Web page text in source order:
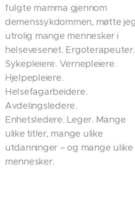
fulgte mamma gjennom
demenssykdommen, møtte jeg
utrolig mange mennesker i
helsevesenet. Ergoterapeuter.
Sykepleiere. Vernepleiere.
Hjelpepleiere.
Helsefagarbeidere.
Avdelingsledere.
Enhetsledere. Leger. Mange
ulike titler, mange ulike
utdanninger – og mange ulike
mennesker.